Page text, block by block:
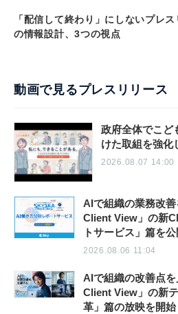
「配信して終わり」にしないプレ
の情報設計、3つの視点
動画で見るプレスリリース
政府全体でこど
けた取組を強化
2026.08.07 14:00
AIで組織の業務改
Client View」の新
トサービス」篇を公
2026.08.06 11:04
AIで組織の改善点
Client View」の新
革」篇の放映を開始